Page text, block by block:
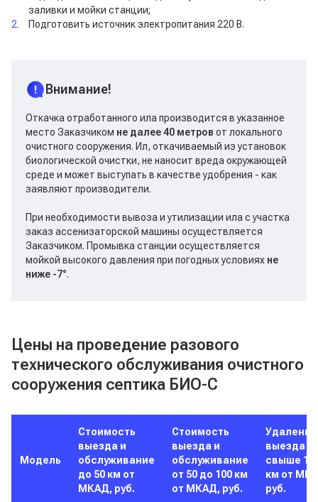
заливки и мойки станции;
Подготовить источник электропитания 220 В.
Внимание!
Откачка отработанного ила производится в указанное
место Заказчиком не далее 40 метров от локального
очистного сооружения. Ил, откачиваемый из установок
биологической очистки, не наносит вреда окружающей
среде и может выступать в качестве удобрения - как
заявляют производители.
При необходимости вывоза и утилизации ила с участка
заказ ассенизаторской машины осуществляется
Заказчиком. Промывка станции осуществляется
мойкой высокого давления при погодных условиях не
ниже -7°.
Цены на проведение разового
технического обслуживания очистного
сооружения септика БИО-С
Модель
Стоимость
выезда и
обслуживание
до 50 км от
МКАД, руб.
Стоимость
выезда и
обслуживание
от 50 до 100 км
от МКАД, руб.
выезда
свыше
км от
руб.